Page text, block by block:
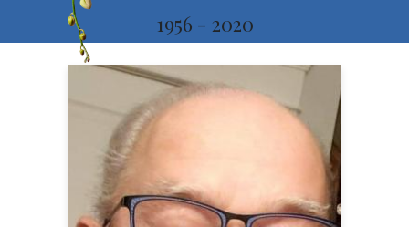
1956 - 2020